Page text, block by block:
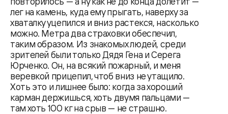
лег на камень, куда ему прыгать, наверху за
хваталку уцепился и вниз растекся, насколько
можно. Метра два страховки обеспечил,
таким образом. Из знакомых людей, среди
зрителей были только Дядя Гена и Серега
Юрченко. Он, на всякий пожарный, и меня
веревкой прицепил, чтоб вниз не утащило.
Хоть это и лишнее было: когда за хороший
карман держишься, хоть двумя пальцами —
там хоть 100 кг на срыв — не страшно.